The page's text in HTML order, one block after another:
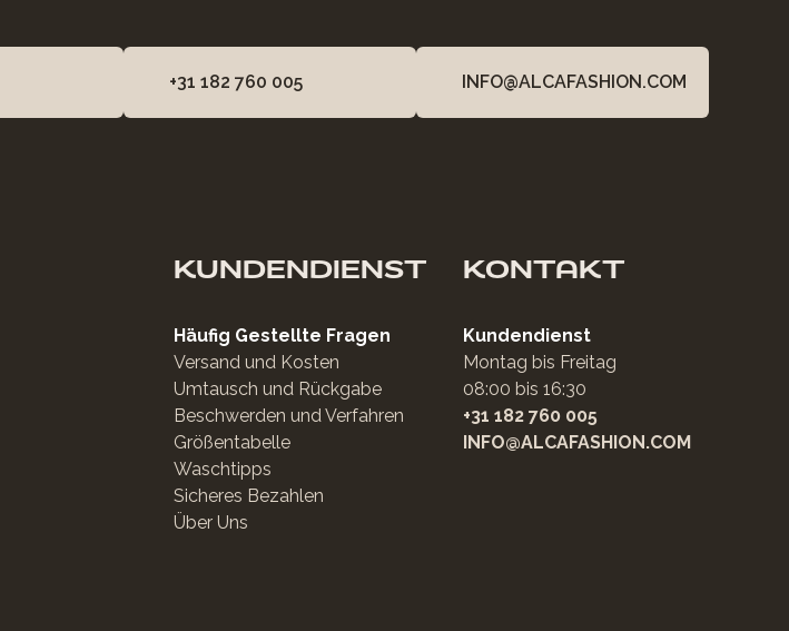
+31 182 760 005 INFO@ALCAFASHION.COM
KUNDENDIENST
Häufig Gestellte Fragen
Versand und Kosten
Umtausch und Rückgabe
Beschwerden und Verfahren
Größentabelle
Waschtipps
Sicheres Bezahlen
Über Uns
KONTAKT
Kundendienst
Montag bis Freitag
08:00 bis 16:30
+31 182 760 005
INFO@ALCAFASHION.COM